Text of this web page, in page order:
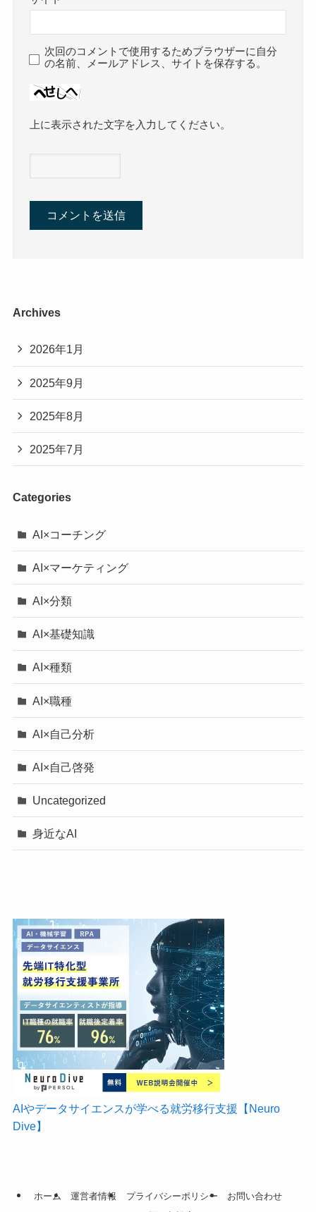
次回のコメントで使用するためブラウザーに自分
の名前、メールアドレス、サイトを保存する。
上に表示された文字を入力してください。
Archives
2026年1月
2025年9月
2025年8月
2025年7月
Categories
AI×コーチング
AI×マーケティング
AI×分類
AI×基礎知識
AI×種類
AI×職種
AI×自己分析
AI×自己啓発
Uncategorized
身近なAI
AIやデータサイエンスが学べる就労移行支援【Neuro
Dive】
ホーム 運営者情報 プライバシーポリシー
お問い合わせ